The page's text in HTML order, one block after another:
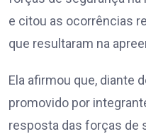
e citou as ocorrências
que resultaram na
Ela afirmou que, diante
promovido por
resposta das forças de